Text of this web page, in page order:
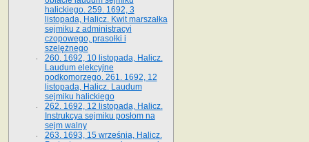
halickiego. 259. 1692, 3
listopada, Halicz. Kwit marszałka
sejmiku z administracyi
czopowego, prasołki i
szelężnego
260. 1692, 10 listopada, Halicz.
Laudum elekcyjne
podkomorzego. 261. 1692, 12
listopada, Halicz. Laudum
sejmiku halickiego
262. 1692, 12 listopada, Halicz.
Instrukcya sejmiku posłom na
sejm walny
263. 1693, 15 września, Halicz.